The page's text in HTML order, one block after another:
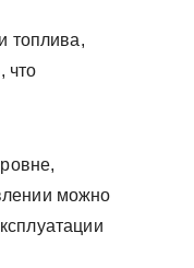
топлива,
что
можно